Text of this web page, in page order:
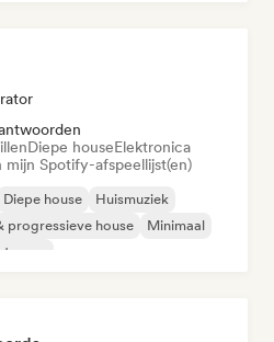
Diepe houseElektronica
Spotify-afspeellijst(en)
Diepe house
Huismuziek
progressieve house
Minimaal